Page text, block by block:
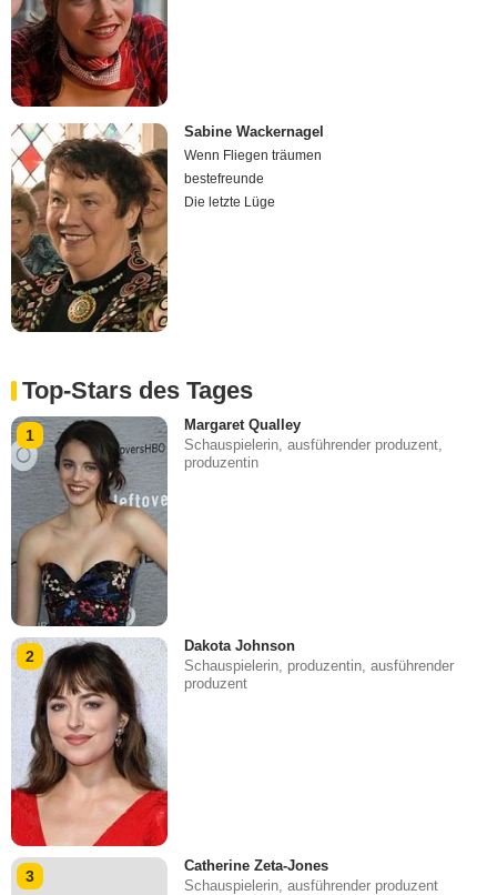
Sabine Wackernagel
Wenn Fliegen träumen
bestefreunde
Die letzte Lüge
Top-Stars des Tages
1
Margaret Qualley
Schauspielerin, ausführender produzent,
produzentin
2
Dakota Johnson
Schauspielerin, produzentin, ausführender
produzent
3
Catherine Zeta-Jones
Schauspielerin, ausführender produzent